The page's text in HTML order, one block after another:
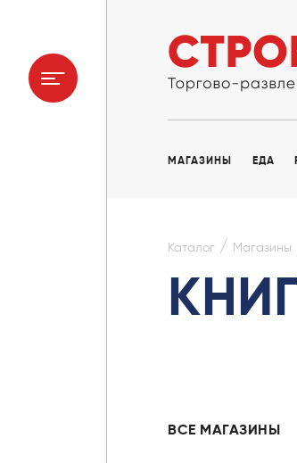
МАГАЗИНЫ ЕДА
Каталог / Магазины
ВСЕ МАГАЗИНЫ